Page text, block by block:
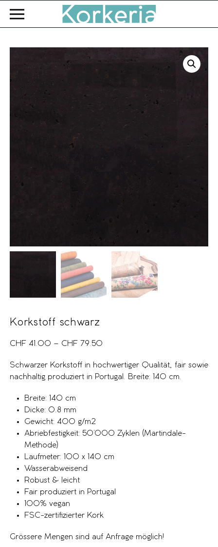
Zum Hauptinhalt springen
Korkstoff schwarz
CHF 41.00 – CHF 79.50
Schwarzer Korkstoff in hochwertiger Qualität, fair sowie
nachhaltig produziert in Portugal. Breite: 140 cm.
Breite: 140 cm
Dicke: 0.8 mm
Gewicht: 400 g/m2
Abriebfestigkeit: 50’000 Zyklen (Martindale-
Methode)
Laufmeter: 100 x 140 cm
Wasserabweisend
Robust & leicht
Fair produziert in Portugal
100% vegan
FSC-zertifizierter Kork
Grössere Mengen sind auf Anfrage möglich!